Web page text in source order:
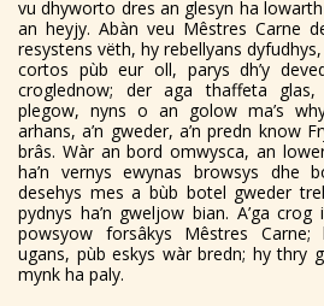
vu dhyworto dres an glesyn ha
an heyjy. Abàn veu Mêstres Carne
resystens vëth, hy rebellyans
cortos pùb eur oll, parys dh’y
croglednow; der aga thaffeta glas,
plegow, nyns o an golow ma’s
arhans, a’n gweder, a’n predn know
brâs. Wàr an bord omwysca, an
ha’n vernys ewynas browsys dhe
desehys mes a bùb botel gweder
pydnys ha’n gweljow bian. A’ga
powsyow forsâkys Mêstres
ugans, pùb eskys wàr bredn; hy thry
mynk ha paly.